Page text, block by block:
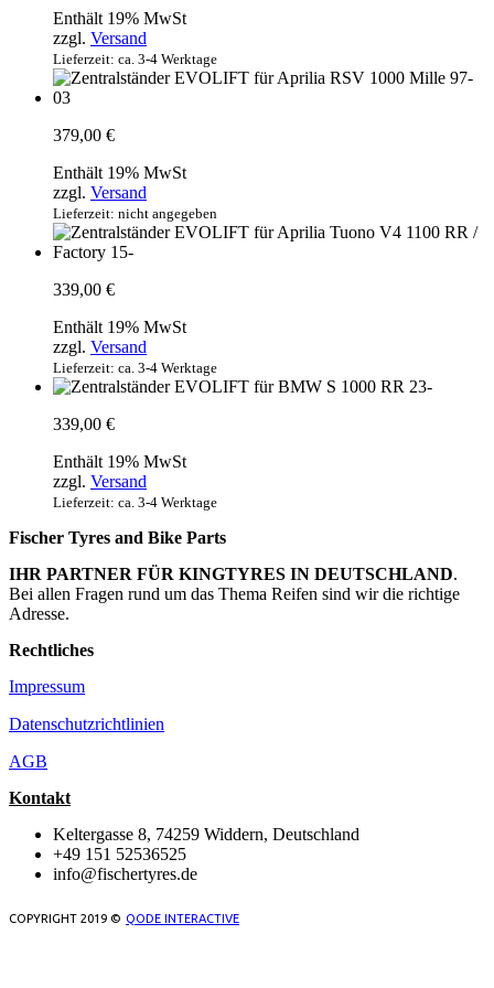
Enthält 19% MwSt
zzgl. Versand
Lieferzeit: ca. 3-4 Werktage
379,00 €
Enthält 19% MwSt
zzgl. Versand
Lieferzeit: nicht angegeben
339,00 €
Enthält 19% MwSt
zzgl. Versand
Lieferzeit: ca. 3-4 Werktage
339,00 €
Enthält 19% MwSt
zzgl. Versand
Lieferzeit: ca. 3-4 Werktage
Fischer Tyres and Bike Parts
IHR PARTNER FÜR KINGTYRES IN DEUTSCHLAND.
Bei allen Fragen rund um das Thema Reifen sind wir die richtige
Adresse.
Rechtliches
Impressum
Datenschutzrichtlinien
AGB
Kontakt
Keltergasse 8, 74259 Widdern, Deutschland
+49 151 52536525
info@fischertyres.de
COPYRIGHT 2019 © QODE INTERACTIVE